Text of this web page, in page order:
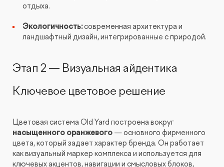
отдыха.
Экологичность:современная архитектура и
ландшафтный дизайн, интегрированные с природой.
Этап 2 — Визуальная айдентика
Ключевое цветовое решение
Цветовая система Old Yard построена вокруг
насыщенного оранжевого — основного фирменного
цвета, который задает характер бренда. Он работает
как визуальный маркер комплекса и используется для
ключевых акцентов, навигации и смысловых блоков,